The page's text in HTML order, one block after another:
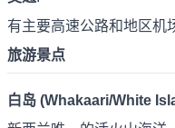
有主要高速公路和地区机
旅游景点
白岛 (Whakaari/White